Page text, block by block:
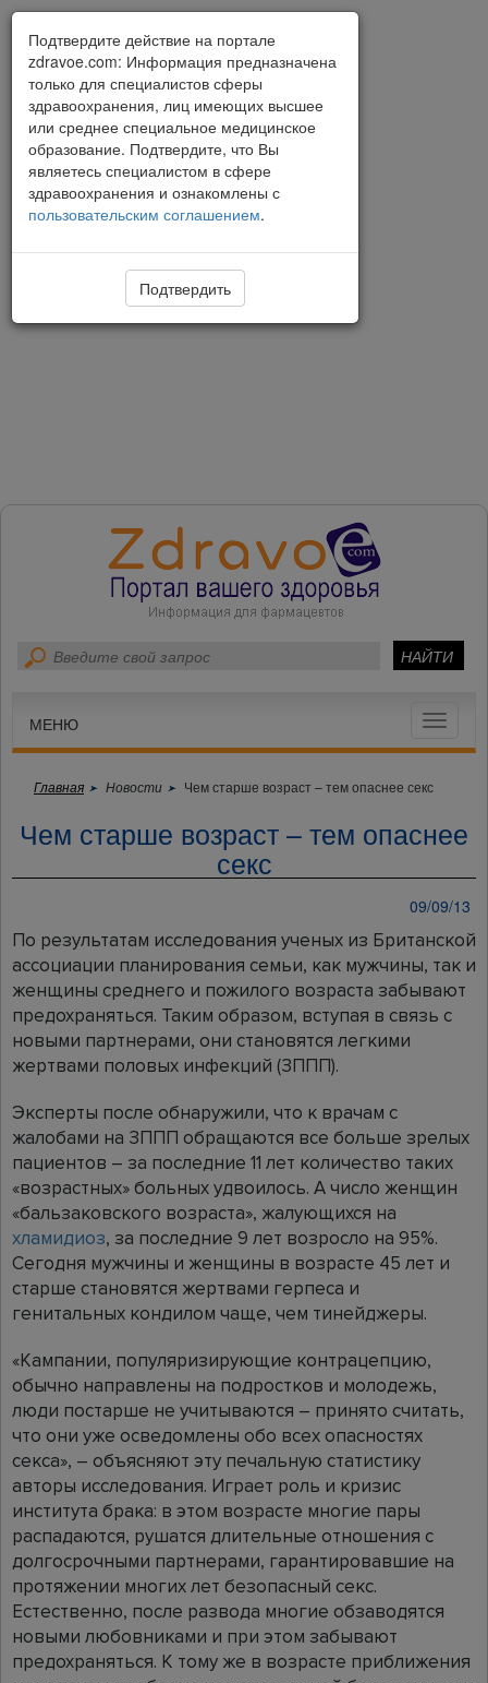
Toggle
МЕНЮ
Главная Новости Чем старше возраст – тем опаснее секс
Чем старше возраст – тем опаснее
секс
09/09/13
По результатам исследования ученых из Британской
ассоциации планирования семьи, как мужчины, так и
женщины среднего и пожилого возраста забывают
предохраняться. Таким образом, вступая в связь с
новыми партнерами, они становятся легкими
жертвами половых инфекций (ЗППП).
Эксперты после обнаружили, что к врачам с
жалобами на ЗППП обращаются все больше зрелых
пациентов – за последние 11 лет количество таких
«возрастных» больных удвоилось. А число женщин
«бальзаковского возраста», жалующихся на
хламидиоз, за последние 9 лет возросло на 95%.
Сегодня мужчины и женщины в возрасте 45 лет и
старше становятся жертвами герпеса и
генитальных кондилом чаще, чем тинейджеры.
«Кампании, популяризирующие контрацепцию,
обычно направлены на подростков и молодежь,
люди постарше не учитываются – принято считать,
что они уже осведомлены обо всех опасностях
секса», – объясняют эту печальную статистику
авторы исследования. Играет роль и кризис
института брака: в этом возрасте многие пары
распадаются, рушатся длительные отношения с
долгосрочными партнерами, гарантировавшие на
протяжении многих лет безопасный секс.
Естественно, после развода многие обзаводятся
новыми любовниками и при этом забывают
предохраняться. К тому же в возрасте приближения
Подтвердите действие на портале
zdravoe.com: Информация предназначена
только для специалистов сферы
здравоохранения, лиц имеющих высшее
или среднее специальное медицинское
образование. Подтвердите, что Вы
являетесь специалистом в сфере
здравоохранения и ознакомлены с
пользовательским соглашением.
Подтвердить